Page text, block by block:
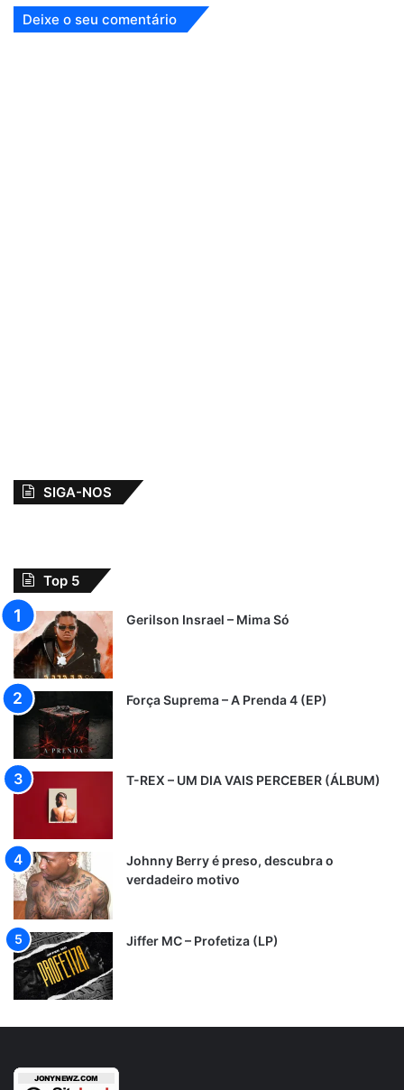
Deixe o seu comentário
SIGA-NOS
Top 5
Gerilson Insrael – Mima Só
Força Suprema – A Prenda 4 (EP)
T-REX – UM DIA VAIS PERCEBER (ÁLBUM)
Johnny Berry é preso, descubra o
verdadeiro motivo
Jiffer MC – Profetiza (LP)